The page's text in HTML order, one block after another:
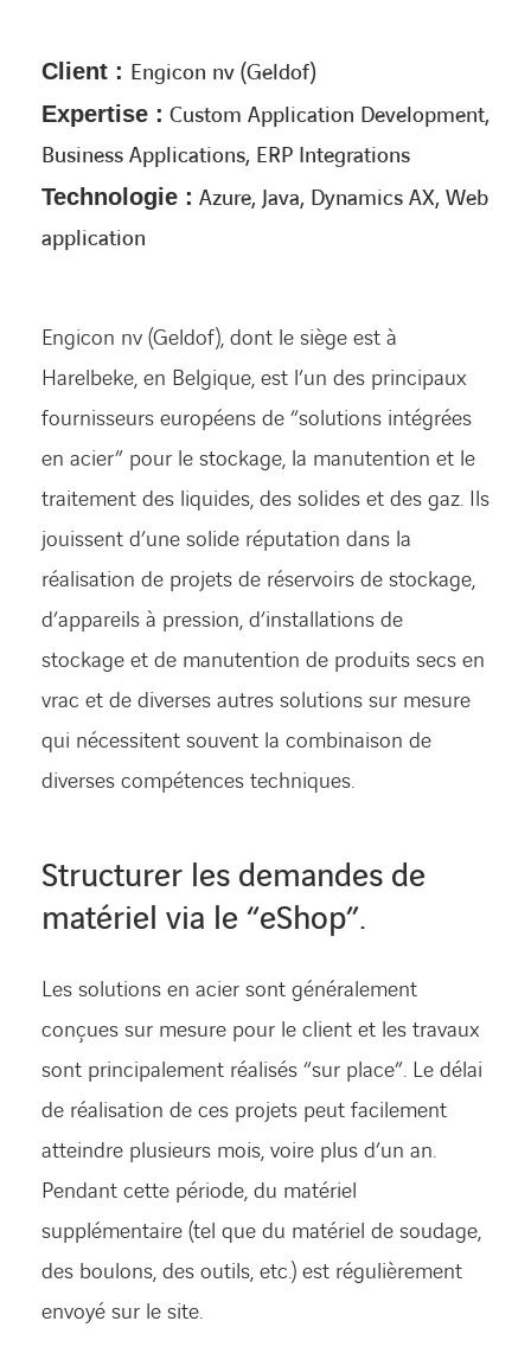
Client : Engicon nv (Geldof)
Expertise : Custom Application Development,
Business Applications, ERP Integrations
Technologie : Azure, Java, Dynamics AX, Web
application
Engicon nv (Geldof), dont le siège est à
Harelbeke, en Belgique, est l’un des principaux
fournisseurs européens de “solutions intégrées
en acier” pour le stockage, la manutention et le
traitement des liquides, des solides et des gaz. Ils
jouissent d’une solide réputation dans la
réalisation de projets de réservoirs de stockage,
d’appareils à pression, d’installations de
stockage et de manutention de produits secs en
vrac et de diverses autres solutions sur mesure
qui nécessitent souvent la combinaison de
diverses compétences techniques.
Structurer les demandes de
matériel via le “eShop”.
Les solutions en acier sont généralement
conçues sur mesure pour le client et les travaux
sont principalement réalisés “sur place”. Le délai
de réalisation de ces projets peut facilement
atteindre plusieurs mois, voire plus d’un an.
Pendant cette période, du matériel
supplémentaire (tel que du matériel de soudage,
des boulons, des outils, etc.) est régulièrement
envoyé sur le site.